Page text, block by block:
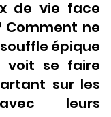
de vie face
Comment ne
épique
voit se faire
sur les
leurs